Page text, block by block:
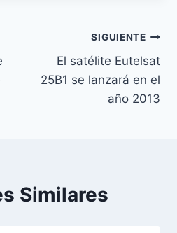
SIGUIENTE
El satélite Eutelsat
25B1 se lanzará en el
año 2013
Similares